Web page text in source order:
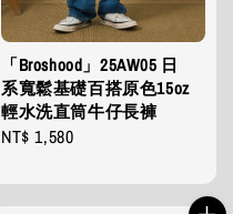
「Broshood」25AW05 日
系寬鬆基礎百搭原色15oz
輕水洗直筒牛仔長褲
Regular
NT$ 1,580